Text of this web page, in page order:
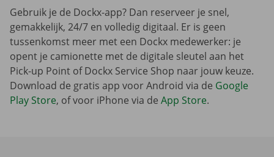
Gebruik je de Dockx-app? Dan reserveer je snel,
gemakkelijk, 24/7 en volledig digitaal. Er is geen
tussenkomst meer met een Dockx medewerker: je
opent je camionette met de digitale sleutel aan het
Pick-up Point of Dockx Service Shop naar jouw keuze.
Download de gratis app voor Android via de Google
Play Store, of voor iPhone via de App Store.